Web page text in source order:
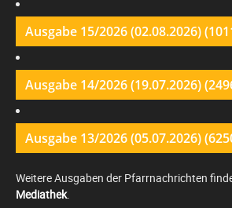
Ausgabe 15/2026 (02.08.2026)
Ausgabe 14/2026 (19.07.2026)
Ausgabe 13/2026 (05.07.2026)
Weitere Ausgaben der Pfarrnachrichten
Mediathek.